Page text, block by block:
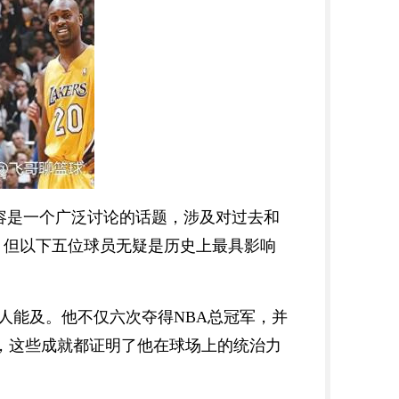
一个广泛讨论的话题，涉及对过去和
以下五位球员无疑是历史上最具影响
能及。他不仅六次夺得NBA总冠军，并
些成就都证明了他在球场上的统治力